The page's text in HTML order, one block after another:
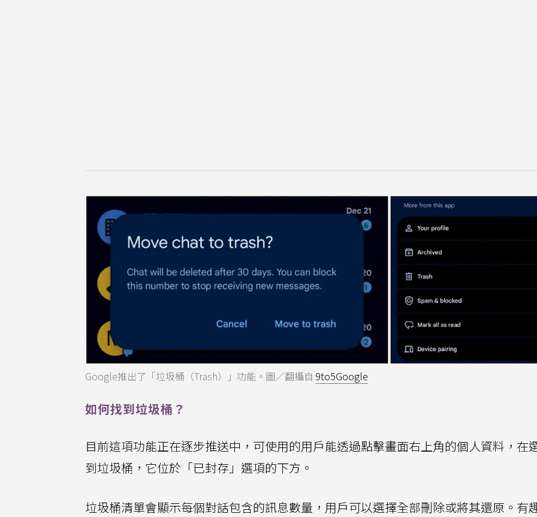
Google推出了「垃圾桶（Trash）」功能。圖／翻攝自 9to5Google
如何找到垃圾桶？
目前這項功能正在逐步推送中，可使用的用戶能透過點擊畫面右上角的個人資料，在
到垃圾桶，它位於「已封存」選項的下方。
垃圾桶清單會顯示每個對話包含的訊息數量，用戶可以選擇全部刪除或將其還原。有